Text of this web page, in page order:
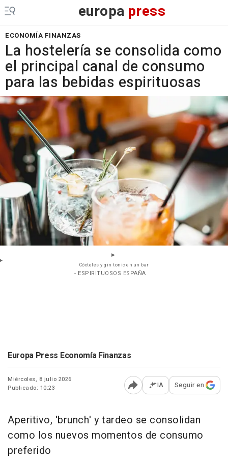
europa press
ECONOMÍA FINANZAS
La hostelería se consolida como
el principal canal de consumo
para las bebidas espirituosas
Cócteles y gin tonic en un bar
- ESPIRITUOSOS ESPAÑA
Europa Press Economía Finanzas
Miércoles, 8 julio 2026
Publicado: 10:23
Abrir opciones para
IA Seguir en
Aperitivo, 'brunch' y tardeo se consolidan
como los nuevos momentos de consumo
preferido